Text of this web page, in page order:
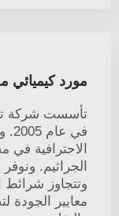
مورد كيميائي
تأسست شركة
الاحترافية
الجراثيم.
وتتجاوز شرائط
معايير